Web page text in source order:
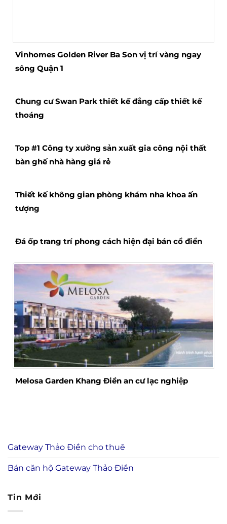
Vinhomes Golden River Ba Son vị trí vàng ngay
sông Quận 1
Chung cư Swan Park thiết kế đẳng cấp thiết kế
thoáng
Top #1 Công ty xưởng sản xuất gia công nội thất
bàn ghế nhà hàng giá rẻ
Thiết kế không gian phòng khám nha khoa ấn
tượng
Đá ốp trang trí phong cách hiện đại bán cổ điển
Melosa Garden Khang Điền an cư lạc nghiệp
Gateway Thảo Điền cho thuê
Bán căn hộ Gateway Thảo Điền
Tin Mới